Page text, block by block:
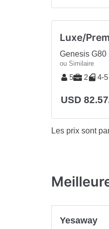
Luxe/
Genesis G80
ou Similaire
5 2 4-5
USD 82.57
Les prix sont
Yesaway